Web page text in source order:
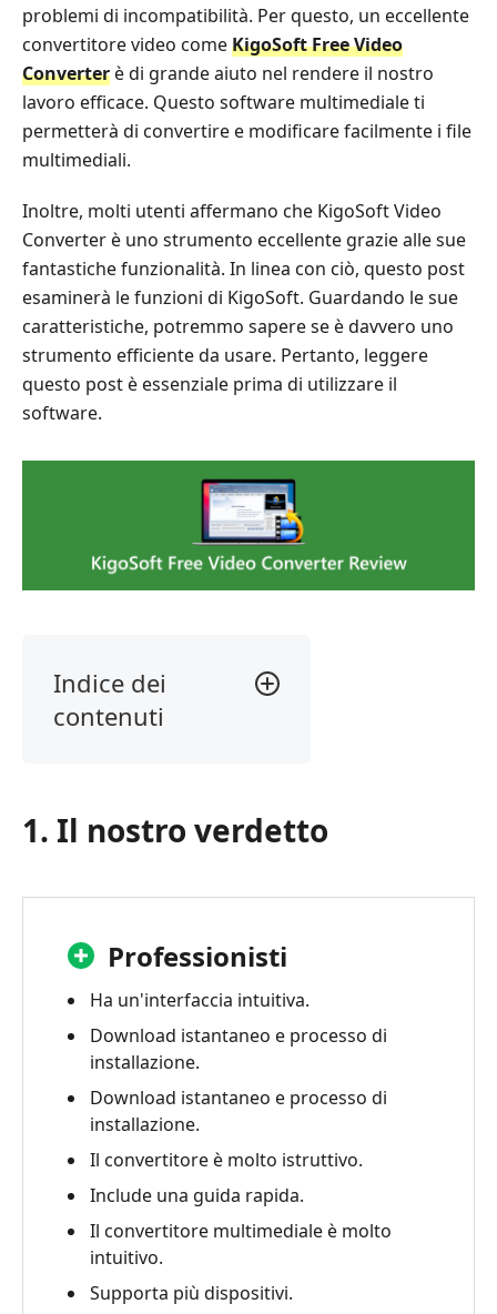
problemi di incompatibilità. Per questo, un eccellente
convertitore video comeKigoSoft Free Video
Converter è di grande aiuto nel rendere il nostro
lavoro efficace. Questo software multimediale ti
permetterà di convertire e modificare facilmente i file
multimediali.
Inoltre, molti utenti affermano che KigoSoft Video
Converter è uno strumento eccellente grazie alle sue
fantastiche funzionalità. In linea con ciò, questo post
esaminerà le funzioni di KigoSoft. Guardando le sue
caratteristiche, potremmo sapere se è davvero uno
strumento efficiente da usare. Pertanto, leggere
questo post è essenziale prima di utilizzare il
software.
Indice dei
contenuti
verdetto
Che
il
convertitore
video
gratuito
KigoSoft?
Recensione
convertitore
video
gratuito
1. Il nostro verdetto
Professionisti
Ha un'interfaccia intuitiva.
Download istantaneo e processo di
installazione.
Download istantaneo e processo di
installazione.
Il convertitore è molto istruttivo.
Include una guida rapida.
Il convertitore multimediale è molto
intuitivo.
Supporta più dispositivi.